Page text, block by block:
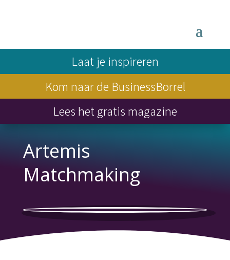
Laat je inspireren
Kom naar de BusinessBorrel
Lees het gratis magazine
Artemis
Matchmaking